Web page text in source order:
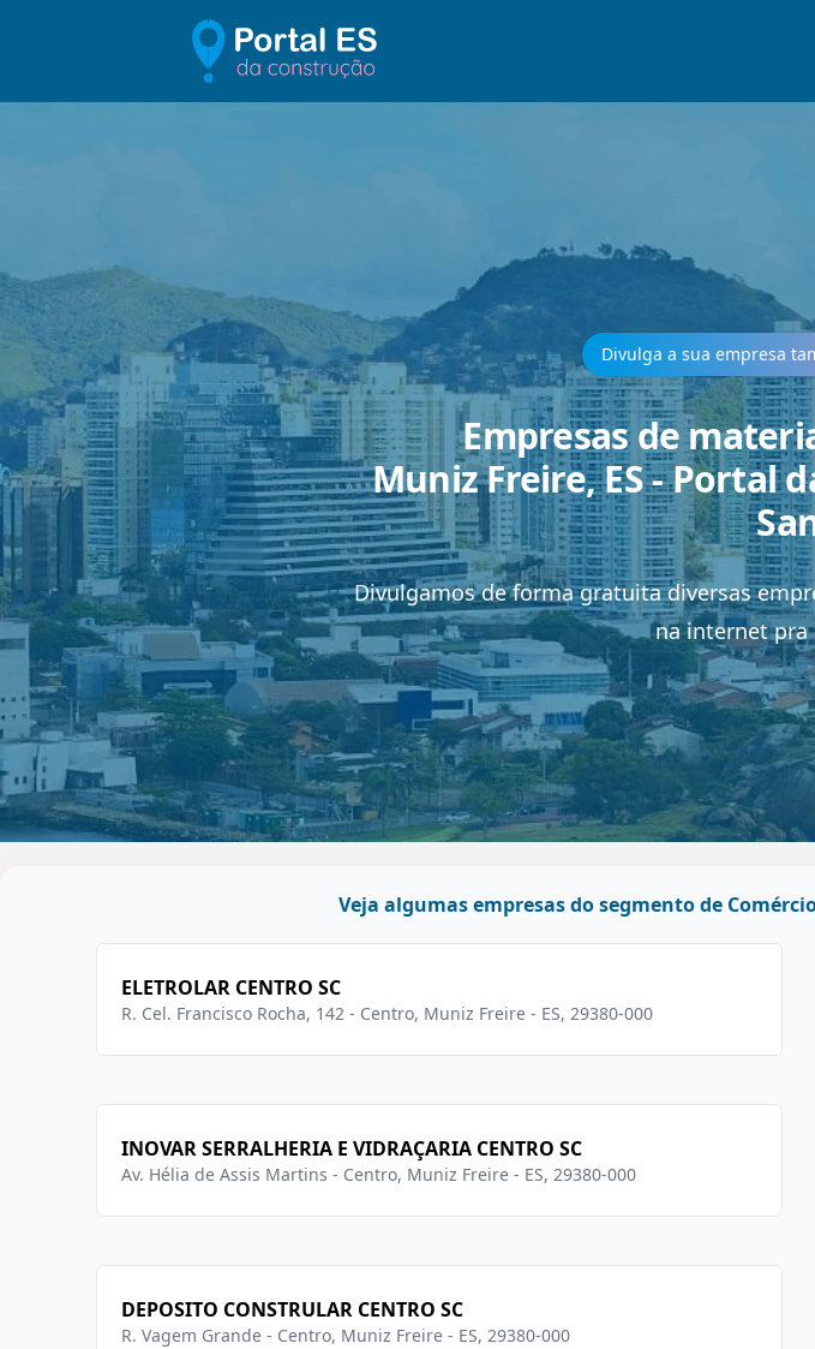
Divulga a sua empresa
Empresas de
Muniz Freire, ES - Portal
Divulgamos de forma gratuita diversas
na internet pra
Veja algumas empresas do segmento de
ELETROLAR CENTRO SC
R. Cel. Francisco Rocha, 142 - Centro, Muniz Freire - ES, 29380-000
INOVAR SERRALHERIA E VIDRAÇARIA CENTRO SC
Av. Hélia de Assis Martins - Centro, Muniz Freire - ES, 29380-000
DEPOSITO CONSTRULAR CENTRO SC
R. Vagem Grande - Centro, Muniz Freire - ES, 29380-000